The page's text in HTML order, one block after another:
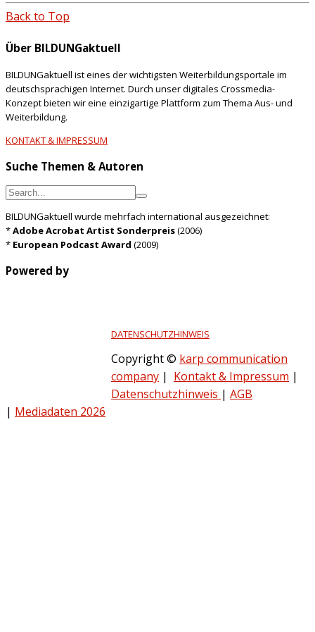
Back to Top
Über BILDUNGaktuell
BILDUNGaktuell ist eines der wichtigsten Weiterbildungsportale im
deutschsprachigen Internet. Durch unser digitales Crossmedia-
Konzept bieten wir eine einzigartige Plattform zum Thema Aus- und
Weiterbildung.
KONTAKT & IMPRESSUM
Suche Themen & Autoren
BILDUNGaktuell wurde mehrfach international ausgezeichnet:
*Adobe Acrobat Artist Sonderpreis(2006)
* European Podcast Award (2009)
Powered by
DATENSCHUTZHINWEIS
Copyright © karp communication
company | Kontakt & Impressum |
Datenschutzhinweis | AGB
| Mediadaten 2026